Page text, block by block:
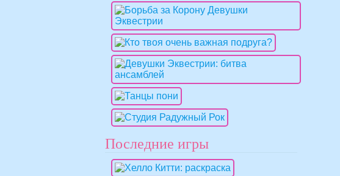
Последние игры